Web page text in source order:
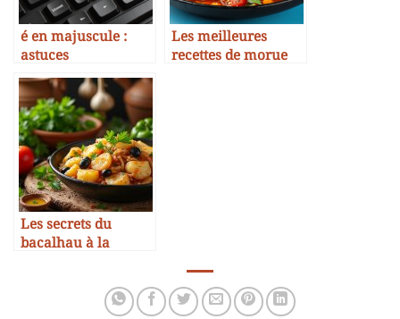
é en majuscule :
astuces
incontournables
pour briller en
gastronomie en
2025
Les meilleures
recettes de morue
Les secrets du
bacalhau à la